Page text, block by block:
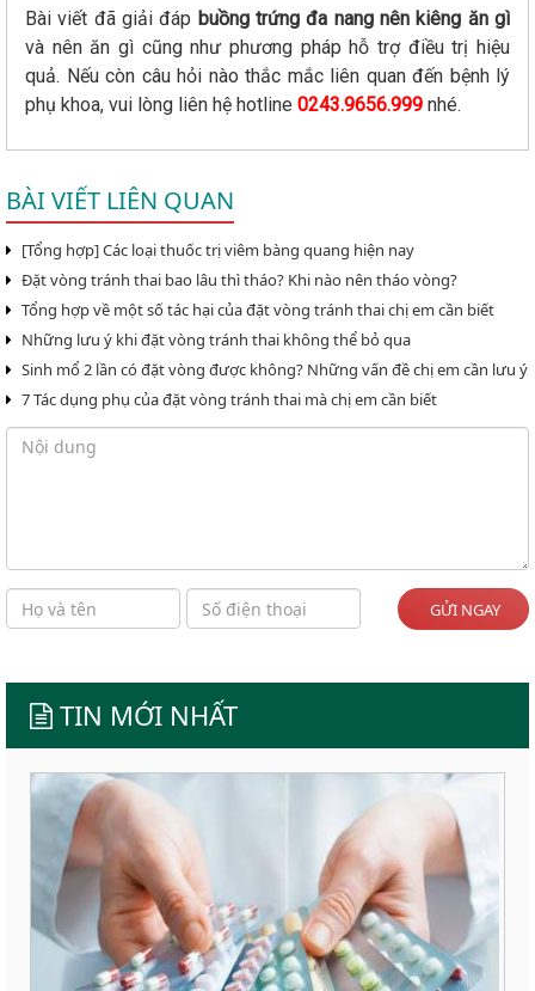
Bài viết đã giải đáp buồng trứng đa nang nên kiêng ăn gì
và nên ăn gì cũng như phương pháp hỗ trợ điều trị hiệu
quả. Nếu còn câu hỏi nào thắc mắc liên quan đến bệnh lý
phụ khoa, vui lòng liên hệ hotline 0243.9656.999 nhé.
BÀI VIẾT LIÊN QUAN
[Tổng hợp] Các loại thuốc trị viêm bàng quang hiện nay
Đặt vòng tránh thai bao lâu thì tháo? Khi nào nên tháo vòng?
Tổng hợp về một số tác hại của đặt vòng tránh thai chị em cần biết
Những lưu ý khi đặt vòng tránh thai không thể bỏ qua
Sinh mổ 2 lần có đặt vòng được không? Những vấn đề chị em cần lưu ý
7 Tác dụng phụ của đặt vòng tránh thai mà chị em cần biết
GỬI NGAY
TIN MỚI NHẤT